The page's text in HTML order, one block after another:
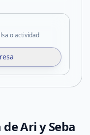
o actividad
Ari y Seba